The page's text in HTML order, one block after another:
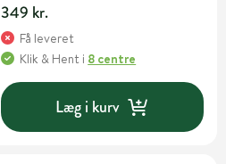
349 kr.
Få leveret
Klik & Hent i 8 centre
Læg i kurv